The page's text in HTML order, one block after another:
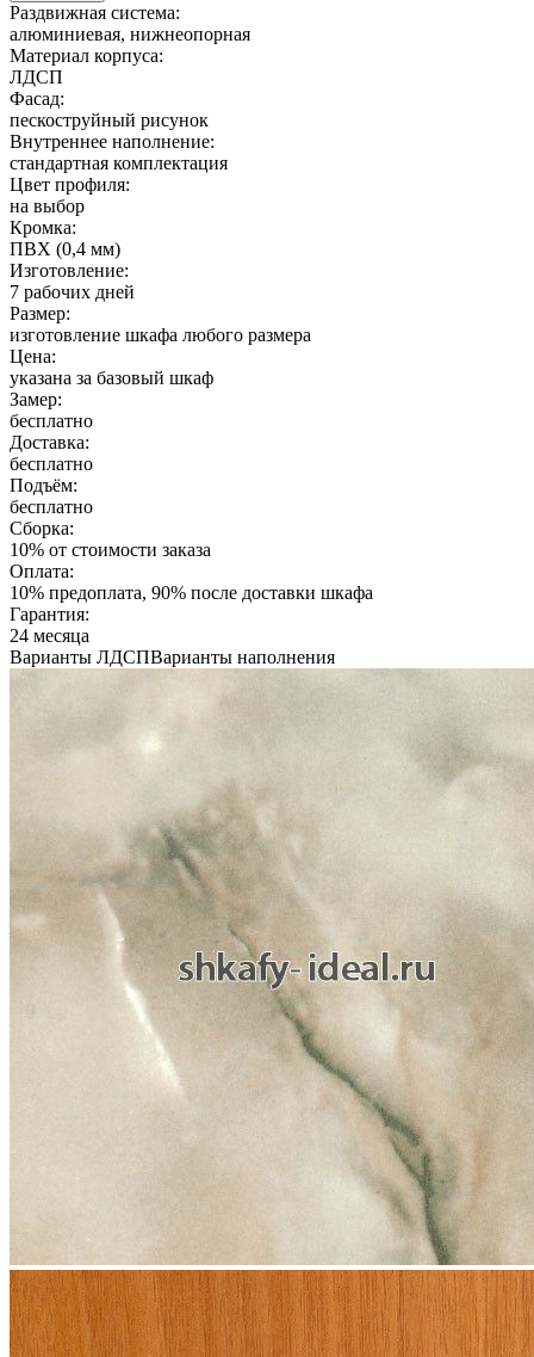
Раздвижная система:
алюминиевая, нижнеопорная
Материал корпуса:
ЛДСП
Фасад:
пескоструйный рисунок
Внутреннее наполнение:
стандартная комплектация
Цвет профиля:
на выбор
Кромка:
ПВХ (0,4 мм)
Изготовление:
7 рабочих дней
Размер:
изготовление шкафа любого размера
Цена:
указана за базовый шкаф
Замер:
бесплатно
Доставка:
бесплатно
Подъём:
бесплатно
Сборка:
10% от стоимости заказа
Оплата:
10% предоплата, 90% после доставки шкафа
Гарантия:
24 месяца
Варианты ЛДСПВарианты наполнения